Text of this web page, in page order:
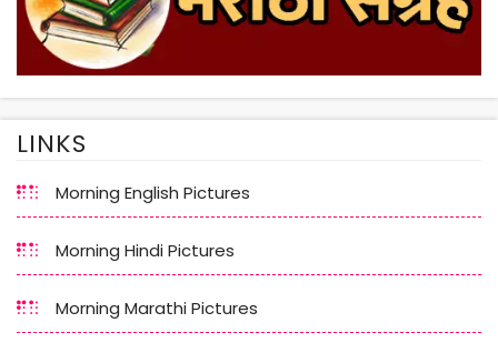
LINKS
Morning English Pictures
Morning Hindi Pictures
Morning Marathi Pictures